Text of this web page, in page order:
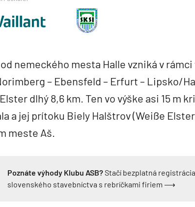
nemeckého mesta Halle vzniká v
– Ebensfeld – Erfurt – Lipsko/
dlhý 8,6 km. Ten vo výške asi 15 m
a jej prítoku Biely Halštrov (Weiße
meste Aš.
Poznáte výhody Klubu ASB?Stačí bezplatná
slovenského stavebníctva s rebríčkami firiem ⟶